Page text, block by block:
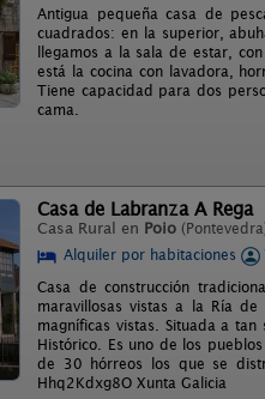
Antigua pequeña casa de
cuadrados: en la superior,
llegamos a la sala de estar,
está la cocina con lavadora,
Tiene capacidad para dos
cama.
Casa de Labranza A Rega
Casa Rural en Poio
Alquiler por habitaciones
Casa de construcción
maravillosas vistas a la Ría
magníficas vistas. Situada a
Histórico. Es uno de los
de 30 hórreos los que se
Hhq2Kdxg8O Xunta Galicia